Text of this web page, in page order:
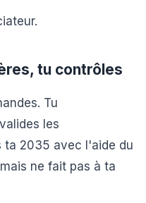
tu contrôles
Tu
les
ta 2035 avec l'aide du
ne fait pas à ta